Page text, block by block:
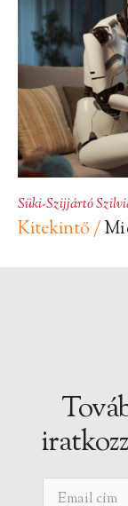
Süki-Szijjártó
Kitekintő /Mi